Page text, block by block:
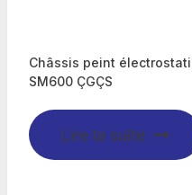
Châssis peint
SM600 ÇGÇS
Lire la suite